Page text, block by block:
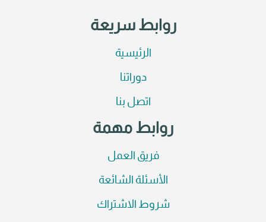
روابط سريعة
الرئيسية
دوراتنا
اتصل بنا
روابط مهمة
فريق العمل
الأسئلة الشائعة
شروط الاشتراك